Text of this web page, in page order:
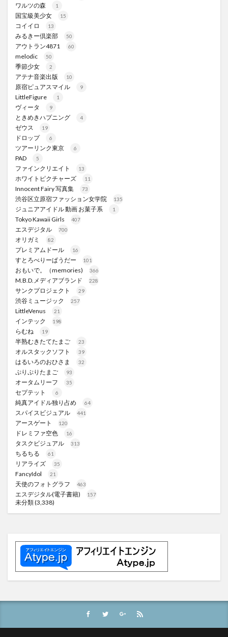
ワルツの森 1
国宝級美少女 15
コイイロ 13
みるきー倶楽部 50
アウトラン4871 60
melodic 50
季節少女 2
アテナ音楽出版 10
原宿ピュアスマイル 9
LittleFigure 1
ヴィータ 9
ときめきハプニング 4
ゼウス 19
ドロップ 6
ツアーリンク東京 6
PAD 5
ファインクリエイト 13
ホワイトピクチャーズ 11
Innocent Fairy 写真集 73
渋谷区立原宿ファッション女学院 135
ジュニアアイドル 動画 お菓子系 1
Tokyo Kawaii Girls 407
エスデジタル 700
オリガミ 82
プレミアムドール 16
すとろべりーぱうだー 101
おもいで。（memories) 366
M.B.D.メディアブランド 228
サンクプロジェクト 29
渋谷ミュージック 257
LittleVenus 21
インテック 198
らむね 19
半熟むきたてたまご 23
オルスタックソフト 39
はるいろのおひさま 32
ぷりぷりたまご 93
オータムリーフ 35
セプテット 6
純真アイドル独り占め 64
スパイスビジュアル 441
アースゲート 120
ドレミファ空色 16
タスクビジュアル 313
ちるちる 61
リアライズ 35
FancyIdol 21
天使のフォトグラフ 463
エスデジタル(電子書籍) 157
未分類(3,338)